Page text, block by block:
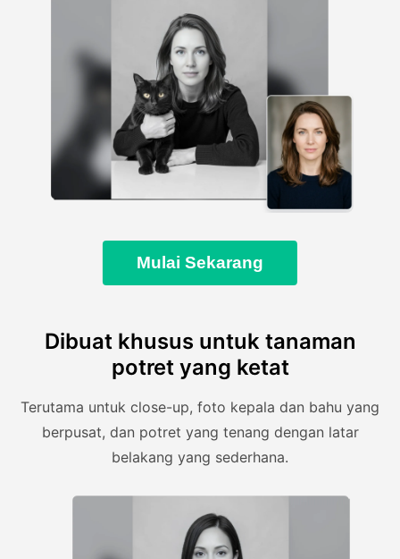
Mulai Sekarang
Dibuat khusus untuk tanaman
potret yang ketat
Terutama untuk close-up, foto kepala dan bahu yang
berpusat, dan potret yang tenang dengan latar
belakang yang sederhana.